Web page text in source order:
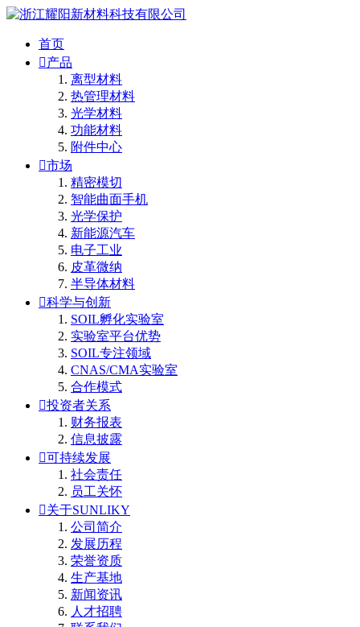
首页
产品
离型材料
热管理材料
光学材料
功能材料
附件中心
市场
精密模切
智能曲面手机
光学保护
新能源汽车
电子工业
皮革微纳
半导体材料
科学与创新
SOIL孵化实验室
实验室平台优势
SOIL专注领域
CNAS/CMA实验室
合作模式
投资者关系
财务报表
信息披露
可持续发展
社会责任
员工关怀
关于SUNLIKY
公司简介
发展历程
荣誉资质
生产基地
新闻资讯
人才招聘